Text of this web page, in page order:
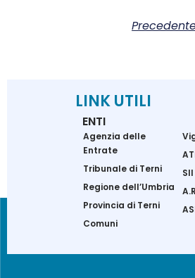
LINK UTILI
ENTI
Agenzia delle
Entrate
Tribunale di Terni
Regione dell’Umbria
Provincia di Terni
Comuni
SII